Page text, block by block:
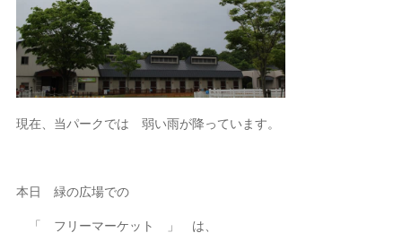
現在、当パークでは 弱い雨が降っています。
本日 緑の広場での
「 フリーマーケット 」 は、